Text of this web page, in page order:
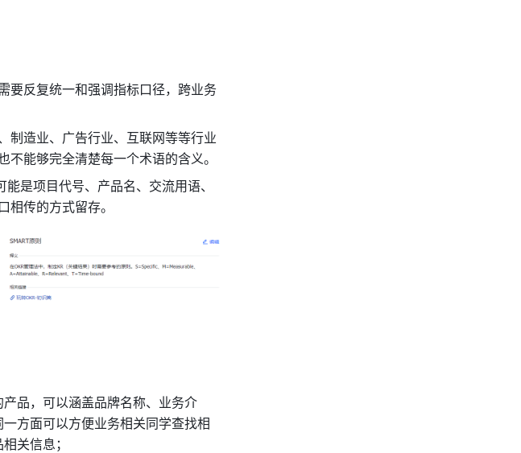
要反复统一和强调指标口径，跨业务
制造业、广告行业、互联网等等行业
不能够完全清楚每一个术语的含义。
是项目代号、产品名、交流用语、
相传的方式留存。
品，可以涵盖品牌名称、业务介
方面可以方便业务相关同学查找相
关信息；